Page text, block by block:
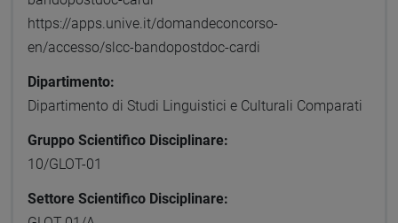
https://apps.unive.it/domandeconcorso-
en/accesso/slcc-bandopostdoc-cardi
Dipartimento:
Dipartimento di Studi Linguistici e Culturali Comparati
Gruppo Scientifico Disciplinare:
10/GLOT-01
Settore Scientifico Disciplinare: